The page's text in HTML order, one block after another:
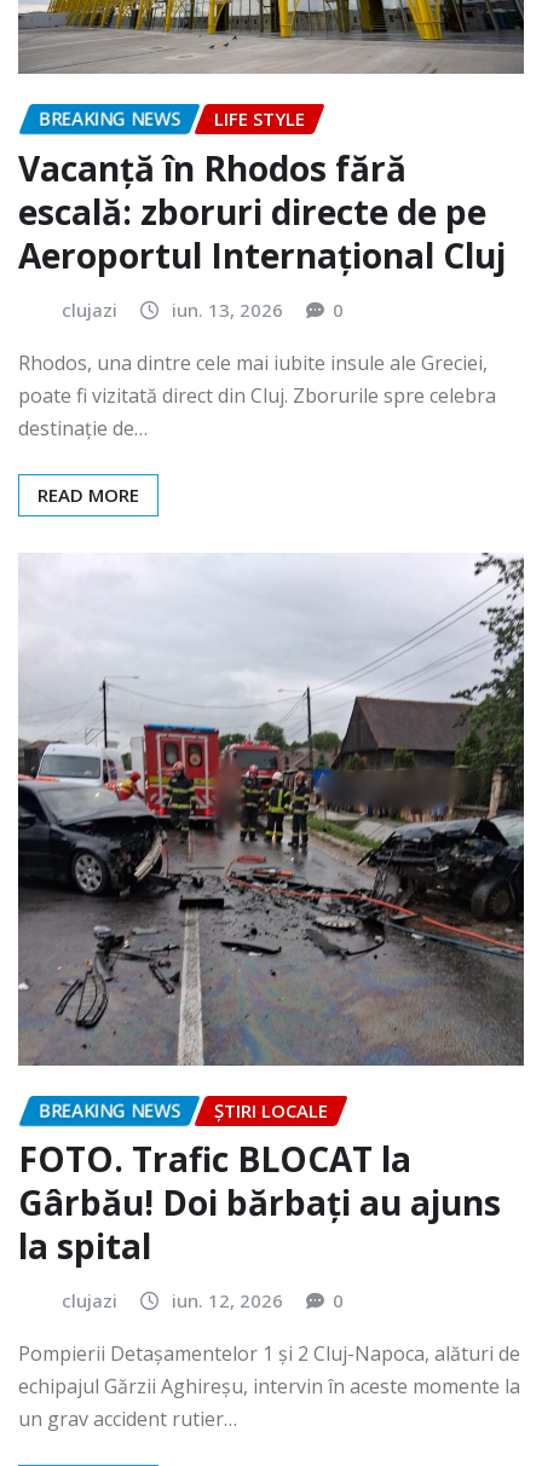
BREAKING NEWS LIFE STYLE
Vacanță în Rhodos fără
escală: zboruri directe de pe
Aeroportul Internațional Cluj
clujazi iun. 13, 2026 0
Rhodos, una dintre cele mai iubite insule ale Greciei,
poate fi vizitată direct din Cluj. Zborurile spre celebra
destinație de…
READ MORE
BREAKING NEWS ȘTIRI LOCALE
FOTO. Trafic BLOCAT la
Gârbău! Doi bărbați au ajuns
la spital
clujazi iun. 12, 2026 0
Pompierii Detașamentelor 1 și 2 Cluj-Napoca, alături de
echipajul Gărzii Aghireșu, intervin în aceste momente la
un grav accident rutier…